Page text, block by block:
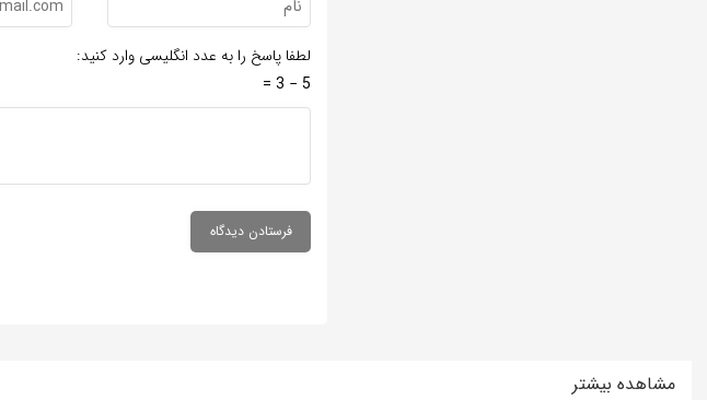
لطفا پاسخ را به عدد انگلیسی وارد کنید:
5 − 3 =
مشاهده بیشتر